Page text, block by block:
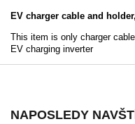
EV charger cable and
This item is only charger
EV charging inverter
NAPOSLEDY